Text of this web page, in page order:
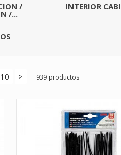
/
/...
INTERIOR
10 > 939 productos